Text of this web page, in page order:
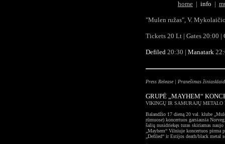
home | info |
"Mulen ružas", V.
Tickets 20 Lt | Gates 20:00 |
Defiled 20:30 | Manatark
Press Release | Pranešimas
GRUPĖ „MAYHEM“
VIKINGŲ IR SAMURAJŲ METALO
Balandžio 17 dieną 20 val. klube
rūmuose) koncertuos garsiausia
šalių nusidriekęs turas skiriamas
„Mayhem“ Vilniuje koncertuos pirma
„Defiled“ ir Estijos death/black metal